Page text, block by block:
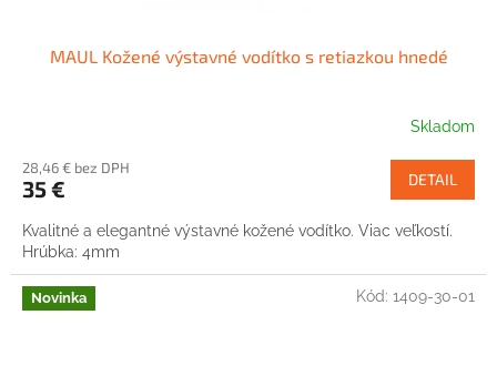
MAUL Kožené výstavné vodítko s retiazkou hnedé
Skladom
28,46 € bez DPH
35 € DETAIL
Kvalitné a elegantné výstavné kožené vodítko. Viac veľkostí.
Hrúbka: 4mm
Novinka Kód: 1409-30-01